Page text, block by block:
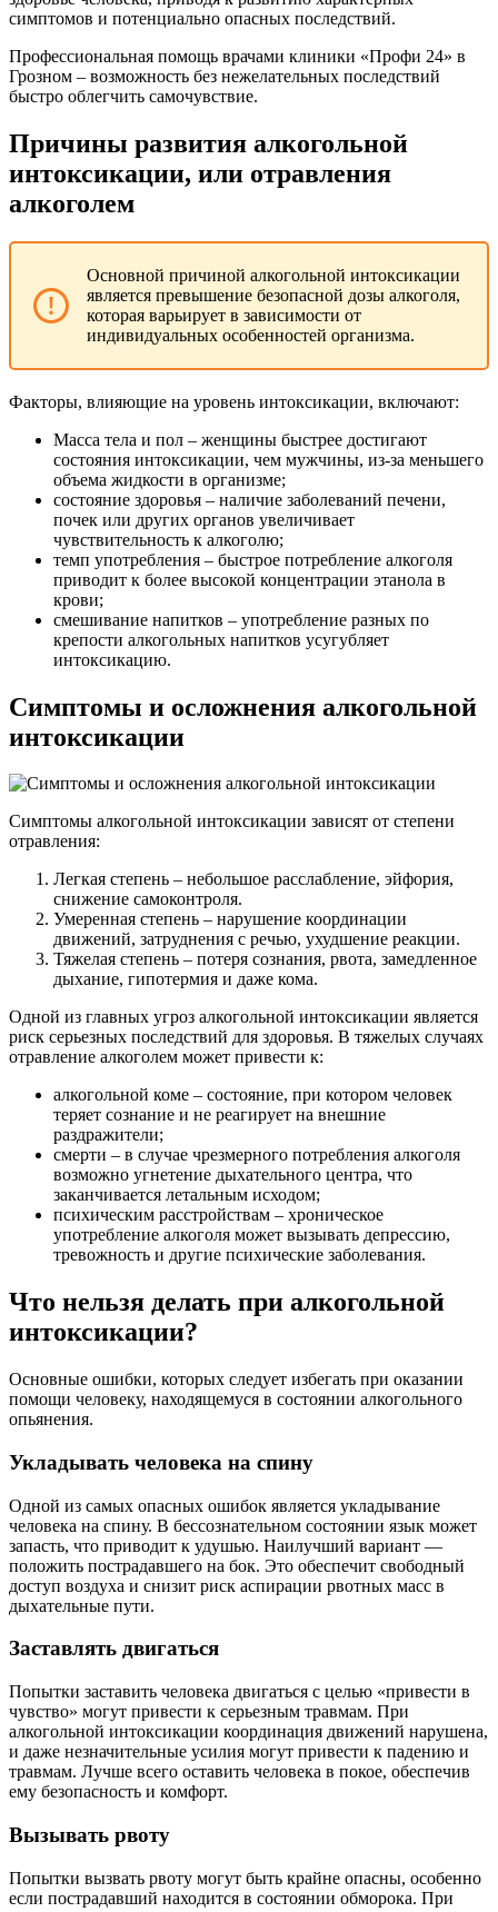
симптомов и потенциально опасных последствий.
Профессиональная помощь врачами клиники «Профи 24» в
Грозном – возможность без нежелательных последствий
быстро облегчить самочувствие.
Причины развития алкогольной
интоксикации, или отравления
алкоголем
Основной причиной алкогольной интоксикации
является превышение безопасной дозы алкоголя,
которая варьирует в зависимости от
индивидуальных особенностей организма.
Факторы, влияющие на уровень интоксикации, включают:
Масса тела и пол – женщины быстрее достигают
состояния интоксикации, чем мужчины, из-за меньшего
объема жидкости в организме;
состояние здоровья – наличие заболеваний печени,
почек или других органов увеличивает
чувствительность к алкоголю;
темп употребления – быстрое потребление алкоголя
приводит к более высокой концентрации этанола в
крови;
смешивание напитков – употребление разных по
крепости алкогольных напитков усугубляет
интоксикацию.
Симптомы и осложнения алкогольной
интоксикации
Симптомы алкогольной интоксикации зависят от степени
отравления:
Легкая степень – небольшое расслабление, эйфория,
снижение самоконтроля.
Умеренная степень – нарушение координации
движений, затруднения с речью, ухудшение реакции.
Тяжелая степень – потеря сознания, рвота, замедленное
дыхание, гипотермия и даже кома.
Одной из главных угроз алкогольной интоксикации является
риск серьезных последствий для здоровья. В тяжелых случаях
отравление алкоголем может привести к:
алкогольной коме – состояние, при котором человек
теряет сознание и не реагирует на внешние
раздражители;
смерти – в случае чрезмерного потребления алкоголя
возможно угнетение дыхательного центра, что
заканчивается летальным исходом;
психическим расстройствам – хроническое
употребление алкоголя может вызывать депрессию,
тревожность и другие психические заболевания.
Что нельзя делать при алкогольной
интоксикации?
Основные ошибки, которых следует избегать при оказании
помощи человеку, находящемуся в состоянии алкогольного
опьянения.
Укладывать человека на спину
Одной из самых опасных ошибок является укладывание
человека на спину. В бессознательном состоянии язык может
запасть, что приводит к удушью. Наилучший вариант —
положить пострадавшего на бок. Это обеспечит свободный
доступ воздуха и снизит риск аспирации рвотных масс в
дыхательные пути.
Заставлять двигаться
Попытки заставить человека двигаться с целью «привести в
чувство» могут привести к серьезным травмам. При
алкогольной интоксикации координация движений нарушена,
и даже незначительные усилия могут привести к падению и
травмам. Лучше всего оставить человека в покое, обеспечив
ему безопасность и комфорт.
Вызывать рвоту
Попытки вызвать рвоту могут быть крайне опасны, особенно
если пострадавший находится в состоянии обморока. При